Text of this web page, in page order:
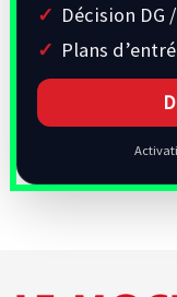
Décision DG
Plans